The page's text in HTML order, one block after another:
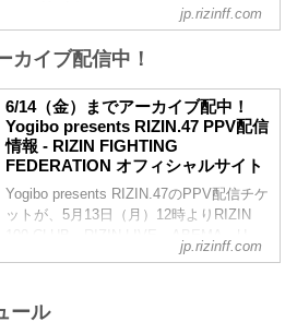
ーー試合後の率直な感想をお聞かせくだ
さい。
堀口 そうですね、しっかりリベンジでき
たので。本当は極めたかったのですけれ
ど、なかなか相...
クレベル・コイケ vs. フアン・アーチュ
レッタ 試合後インタビュー / Yogibo
presents RIZIN.47
youtu.be
クレベル・コイケ「あと2試合（以内）で
タイトルマッチしたいし、次で鈴木選手
と戦いたい」
クレベル ハイ！皆さんよろしくお願いし
ます。
ーー今の気持ちを教えてください。
館にて開催されたYogibo presents
ビューを公開！
YouTubeで見る
試合後インタビュー / Yogibo presents
RIZIN.47
宇佐美正パトリック「トップとしっかり
絡んで行って倒していきたい」
ーー試合後の率直な感想をお聞かせくだ
さい。
として恩がえしできたことがよかったな
jp.rizinff.com
カイブ配信中！
6/14（金）までアーカイブ配中！
Yogibo presents RIZIN.47 PPV配信
情報 - RIZIN FIGHTING
FEDERATION オフィシャルサイト
Yogibo presents RIZIN.47のPPV配信チケ
ットが、5月13日（月）12時よりRIZIN
NEXTにて販売がスタートしたぞ！
会場に来れない方はお好きな配信サービ
jp.rizinff.com
ール